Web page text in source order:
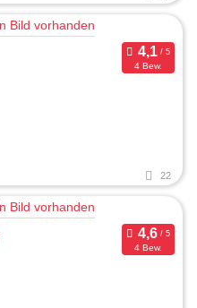
4 Bew.
22
4 Bew.